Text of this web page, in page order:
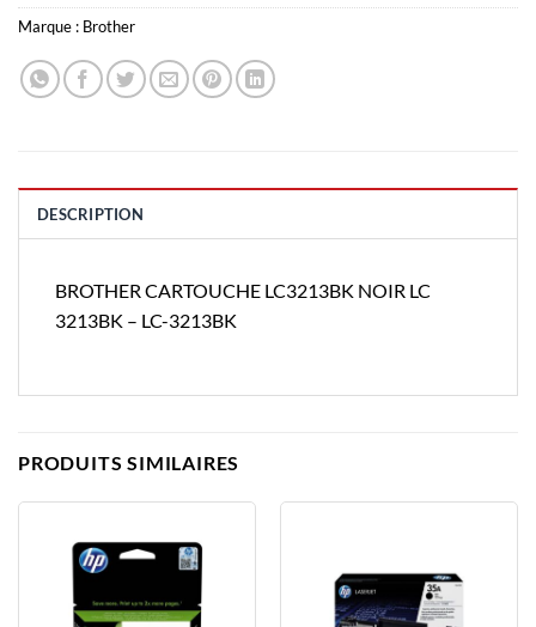
Marque : Brother
DESCRIPTION
BROTHER CARTOUCHE LC3213BK NOIR LC
3213BK – LC-3213BK
PRODUITS SIMILAIRES